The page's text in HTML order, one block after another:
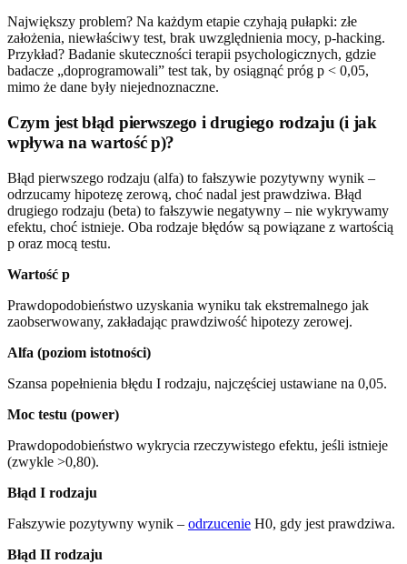
Największy problem? Na każdym etapie czyhają pułapki: złe
założenia, niewłaściwy test, brak uwzględnienia mocy, p-hacking.
Przykład? Badanie skuteczności terapii psychologicznych, gdzie
badacze „doprogramowali” test tak, by osiągnąć próg p < 0,05,
mimo że dane były niejednoznaczne.
Czym jest błąd pierwszego i drugiego rodzaju (i jak
wpływa na wartość p)?
Błąd pierwszego rodzaju (alfa) to fałszywie pozytywny wynik –
odrzucamy hipotezę zerową, choć nadal jest prawdziwa. Błąd
drugiego rodzaju (beta) to fałszywie negatywny – nie wykrywamy
efektu, choć istnieje. Oba rodzaje błędów są powiązane z wartością
p oraz mocą testu.
Wartość p
Prawdopodobieństwo uzyskania wyniku tak ekstremalnego jak
zaobserwowany, zakładając prawdziwość hipotezy zerowej.
Alfa (poziom istotności)
Szansa popełnienia błędu I rodzaju, najczęściej ustawiane na 0,05.
Moc testu (power)
Prawdopodobieństwo wykrycia rzeczywistego efektu, jeśli istnieje
(zwykle >0,80).
Błąd I rodzaju
Fałszywie pozytywny wynik – odrzucenie H0, gdy jest prawdziwa.
Błąd II rodzaju